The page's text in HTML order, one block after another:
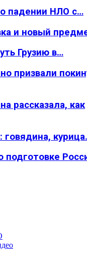
падении НЛО с…
и новый
Грузию в…
призвали
рассказала, как
подготовке